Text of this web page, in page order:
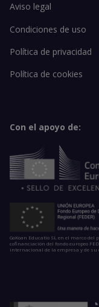
Aviso legal
Condiciones de uso
Política de privacidad
Política de cookies
Con el apoyo de:
GoKoan Educatio SL en el marco del
cofinanciación del fondo europeo
internacional de la empresa y de su